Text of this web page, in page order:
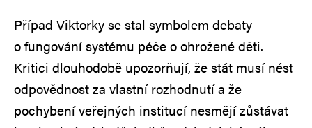
Případ Viktorky se stal symbolem debaty
o fungování systému péče o ohrožené děti.
Kritici dlouhodobě upozorňují, že stát musí nést
odpovědnost za vlastní rozhodnutí a že
pochybení veřejných institucí nesmějí zůstávat